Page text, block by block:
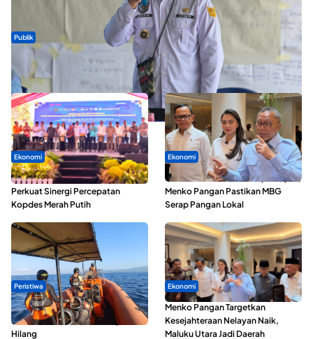
Publik
ABDESI Morotai Apresiasi Penyaluran ADD Rp3,13 Miliar untuk
88 Desa
Ekonomi
Seminar di Ternate, Mendes
Perkuat Sinergi Percepatan
Kopdes Merah Putih
Ekonomi
SPPG di Maluku Utara Dipercepat,
Menko Pangan Pastikan MBG
Serap Pangan Lokal
Peristiwa
Dua Longboat Bertabrakan di
Perairan Taliabu, Satu Nelayan
Hilang
Ekonomi
Menko Pangan Targetkan
Kesejahteraan Nelayan Naik,
Maluku Utara Jadi Daerah